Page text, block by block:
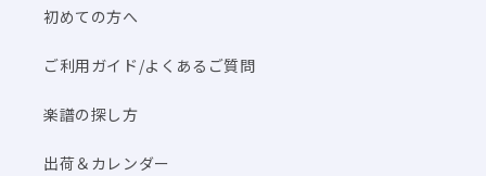
初めての方へ
ご利用ガイド/よくあるご質問
楽譜の探し方
出荷＆カレンダー